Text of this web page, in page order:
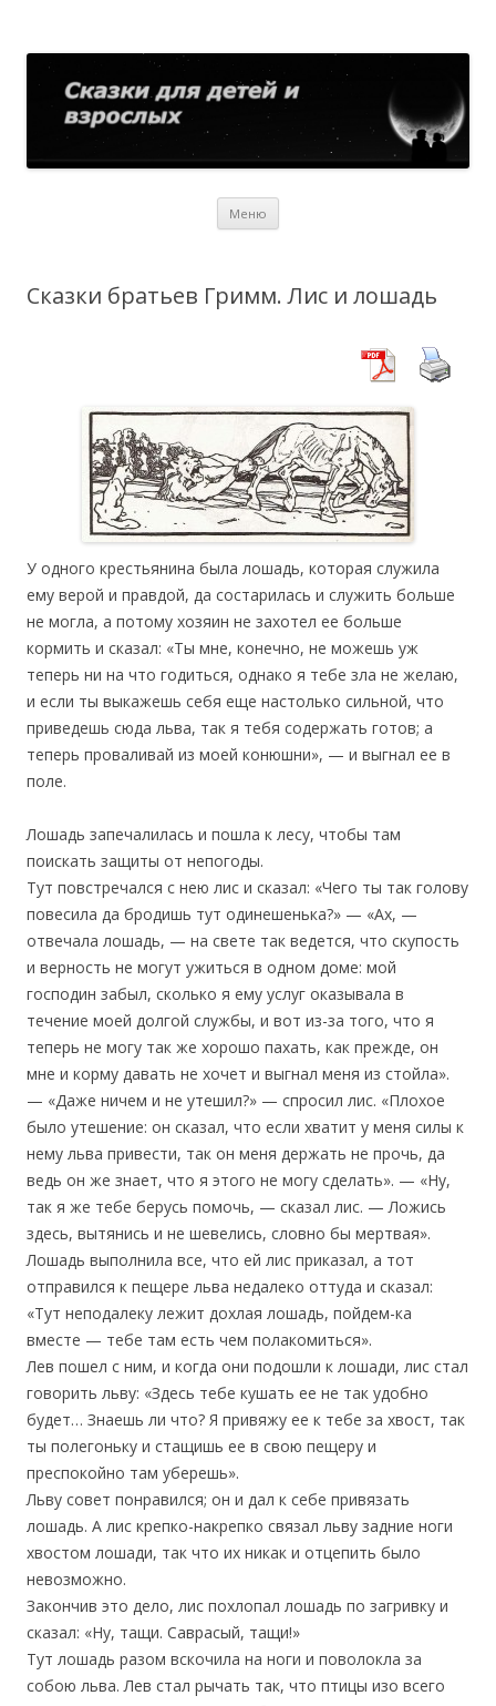
Меню
Сказки братьев Гримм. Лис и лошадь
У одного крестьянина была лошадь, которая служила
ему верой и правдой, да состарилась и служить больше
не могла, а потому хозяин не захотел ее больше
кормить и сказал: «Ты мне, конечно, не можешь уж
теперь ни на что годиться, однако я тебе зла не желаю,
и если ты выкажешь себя еще настолько сильной, что
приведешь сюда льва, так я тебя содержать готов; а
теперь проваливай из моей конюшни», — и выгнал ее в
поле.
Лошадь запечалилась и пошла к лесу, чтобы там
поискать защиты от непогоды.
Тут повстречался с нею лис и сказал: «Чего ты так голову
повесила да бродишь тут одинешенька?» — «Ах, —
отвечала лошадь, — на свете так ведется, что скупость
и верность не могут ужиться в одном доме: мой
господин забыл, сколько я ему услуг оказывала в
течение моей долгой службы, и вот из-за того, что я
теперь не могу так же хорошо пахать, как прежде, он
мне и корму давать не хочет и выгнал меня из стойла».
— «Даже ничем и не утешил?» — спросил лис. «Плохое
было утешение: он сказал, что если хватит у меня силы к
нему льва привести, так он меня держать не прочь, да
ведь он же знает, что я этого не могу сделать». — «Ну,
так я же тебе берусь помочь, — сказал лис. — Ложись
здесь, вытянись и не шевелись, словно бы мертвая».
Лошадь выполнила все, что ей лис приказал, а тот
отправился к пещере льва недалеко оттуда и сказал:
«Тут неподалеку лежит дохлая лошадь, пойдем-ка
вместе — тебе там есть чем полакомиться».
Лев пошел с ним, и когда они подошли к лошади, лис стал
говорить льву: «Здесь тебе кушать ее не так удобно
будет… Знаешь ли что? Я привяжу ее к тебе за хвост, так
ты полегоньку и стащишь ее в свою пещеру и
преспокойно там уберешь».
Льву совет понравился; он и дал к себе привязать
лошадь. А лис крепко-накрепко связал льву задние ноги
хвостом лошади, так что их никак и отцепить было
невозможно.
Закончив это дело, лис похлопал лошадь по загривку и
сказал: «Ну, тащи. Саврасый, тащи!»
Тут лошадь разом вскочила на ноги и поволокла за
собою льва. Лев стал рычать так, что птицы изо всего